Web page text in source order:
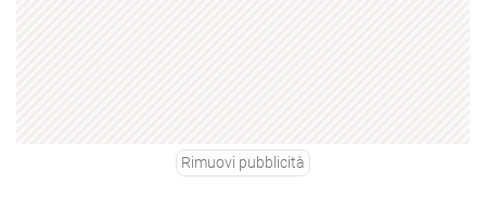
Rimuovi pubblicità